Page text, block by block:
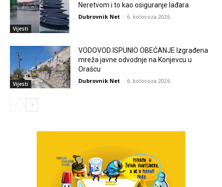
Vijesti
Neretvom i to kao osiguranje lađara
Dubrovnik Net - 6. kolovoza 2026.
Vijesti
VODOVOD ISPUNIO OBEĆANJE Izgrađena
mreža javne odvodnje na Konjevcu u
Orašcu
Dubrovnik Net - 6. kolovoza 2026.